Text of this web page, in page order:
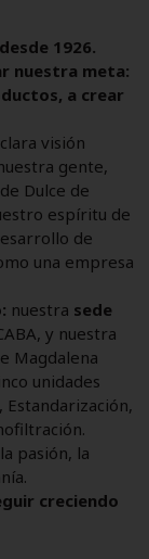
1926.
nuestra meta:
a crear
visión
gente,
Dulce de
espíritu de
de
una empresa
nuestra sede
y nuestra
Magdalena
unidades
Estandarización,
pasión, la
creciendo